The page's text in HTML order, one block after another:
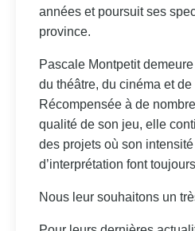
années et poursuit ses
province.
Pascale Montpetit
du théâtre, du cinéma et
Récompensée à de
qualité de son jeu, elle
des projets où son
d’interprétation font
Nous leur souhaitons un